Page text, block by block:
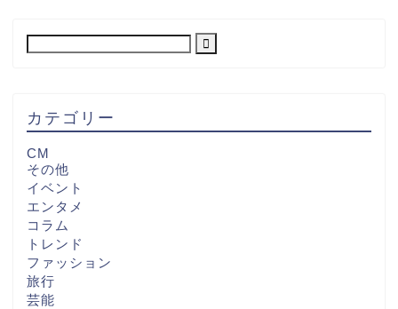
カテゴリー
CM
その他
イベント
エンタメ
コラム
トレンド
ファッション
旅行
芸能